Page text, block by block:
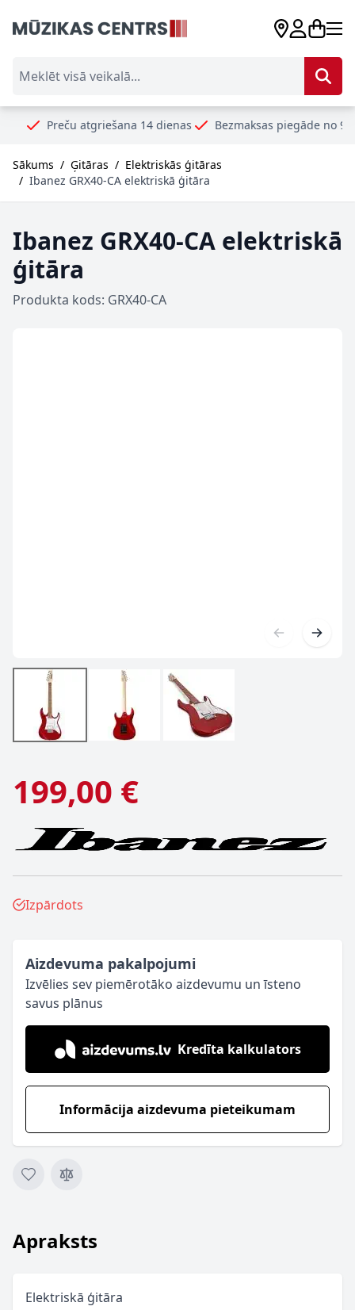
atgriešana 14 dienas Bezmaksas piegāde no 99€
Sākums / Ģitāras / Elektriskās ģitāras
/ Ibanez GRX40-CA elektriskā ģitāra
Ibanez GRX40-CA elektriskā
ģitāra
Produkta kods: GRX40-CA
199,00 €
Izpārdots
Aizdevuma pakalpojumi
Izvēlies sev piemērotāko aizdevumu un īsteno
savus plānus
Kredīta kalkulators
Informācija aizdevuma pieteikumam
Apraksts
Elektriskā ģitāra